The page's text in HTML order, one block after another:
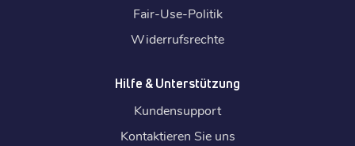
Fair-Use-Politik
Widerrufsrechte
Hilfe & Unterstützung
Kundensupport
Kontaktieren Sie uns